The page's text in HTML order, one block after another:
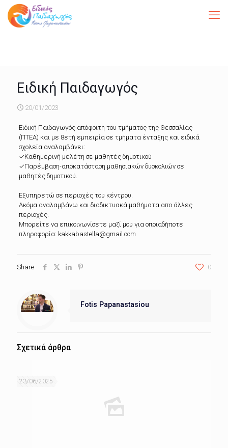
Ειδική Παιδαγωγός
20/01/2023
Ειδική Παιδαγωγός απόφοιτη του τμήματος της Θεσσαλίας
(ΠΤΕΑ) και με 8ετή εμπειρία σε τμήματα ένταξης και ειδικά
σχολεία αναλαμβάνει:
✓Καθημερινή μελέτη σε μαθητές δημοτικού
✓Παρέμβαση-αποκατάσταση μαθησιακών δυσκολιών σε
μαθητές δημοτικού.
Εξυπηρετώ σε περιοχές του κέντρου.
Ακόμα αναλαμβάνω και διαδικτυακά μαθήματα απο άλλες
περιοχές.
Μπορείτε να επικοινωνίσετε μαζί μου για οποιαδήποτε
πληροφορία: kakkabastella@gmail.com
Share 0
Fotis Papanastasiou
Σχετικά άρθρα
23/06/2025